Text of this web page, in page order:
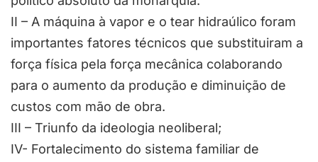
II – A máquina à vapor e o tear hidraúlico foram
importantes fatores técnicos que substituiram a
força física pela força mecânica colaborando
para o aumento da produção e diminuição de
custos com mão de obra.
III – Triunfo da ideologia neoliberal;
IV- Fortalecimento do sistema familiar de